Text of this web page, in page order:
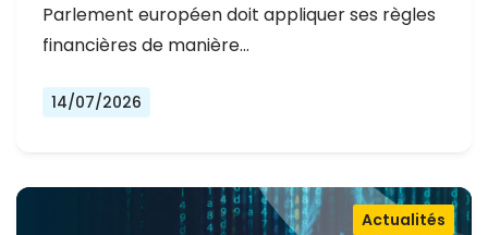
Parlement européen doit appliquer ses règles
financières de manière…
14/07/2026
Actualités